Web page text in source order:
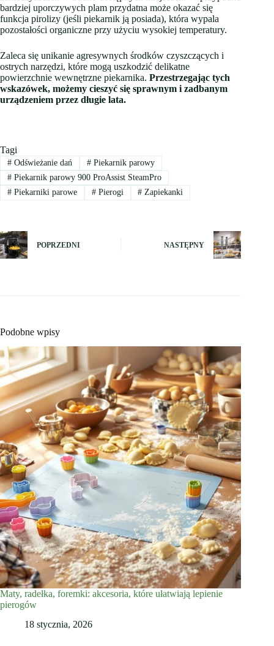
bardziej uporczywych plam przydatna może okazać się
funkcja pirolizy (jeśli piekarnik ją posiada), która wypala
pozostałości organiczne przy użyciu wysokiej temperatury.
Zaleca się unikanie agresywnych środków czyszczących i
ostrych narzędzi, które mogą uszkodzić delikatne
powierzchnie wewnętrzne piekarnika. Przestrzegając tych
wskazówek, możemy cieszyć się sprawnym i zadbanym
urządzeniem przez długie lata.
Tagi
#Odświeżanie dań #Piekarnik parowy
#Piekarnik parowy 900 ProAssist SteamPro
#Piekarniki parowe #Pierogi # Zapiekanki
POPRZEDNI NASTĘPNY
Podobne wpisy
Maty, radełka, foremki: akcesoria, które ułatwiają lepienie
pierogów
18 stycznia, 2026